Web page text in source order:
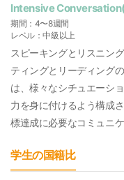
Intensive
期間：4〜8週間
レベル：中級以上
スピーキングとリスニン
ティングとリーディング
は、様々なシチュエーシ
力を身に付けるよう構成
標達成に必要なコミュニ
学生の国籍比